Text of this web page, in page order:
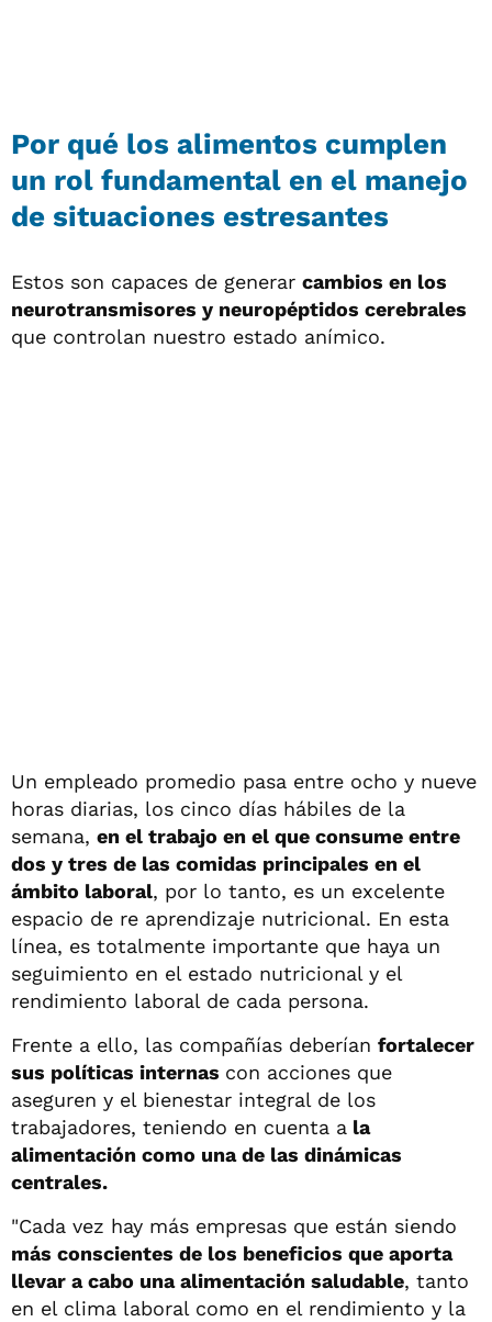
Por qué los alimentos cumplen
un rol fundamental en el manejo
de situaciones estresantes
Estos son capaces de generar cambios en los
neurotransmisores y neuropéptidos cerebrales
que controlan nuestro estado anímico.
Un empleado promedio pasa entre ocho y nueve
horas diarias, los cinco días hábiles de la
semana, en el trabajo en el que consume entre
dos y tres de las comidas principales en el
ámbito laboral, por lo tanto, es un excelente
espacio de re aprendizaje nutricional. En esta
línea, es totalmente importante que haya un
seguimiento en el estado nutricional y el
rendimiento laboral de cada persona.
Frente a ello, las compañías deberían fortalecer
sus políticas internas con acciones que
aseguren y el bienestar integral de los
trabajadores, teniendo en cuenta a la
alimentación como una de las dinámicas
centrales.
"Cada vez hay más empresas que están siendo
más conscientes de los beneficios que aporta
llevar a cabo una alimentación saludable, tanto
en el clima laboral como en el rendimiento y la